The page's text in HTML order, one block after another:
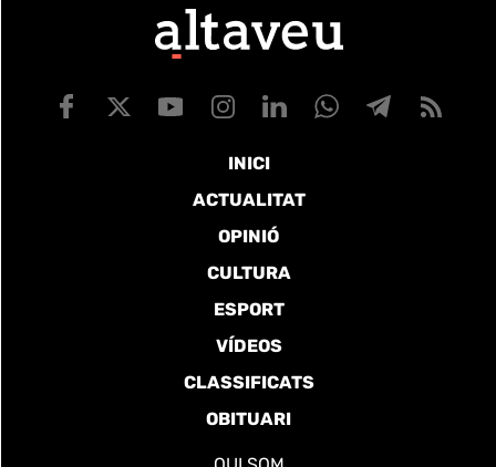
INICI
ACTUALITAT
OPINIÓ
CULTURA
ESPORT
VÍDEOS
CLASSIFICATS
OBITUARI